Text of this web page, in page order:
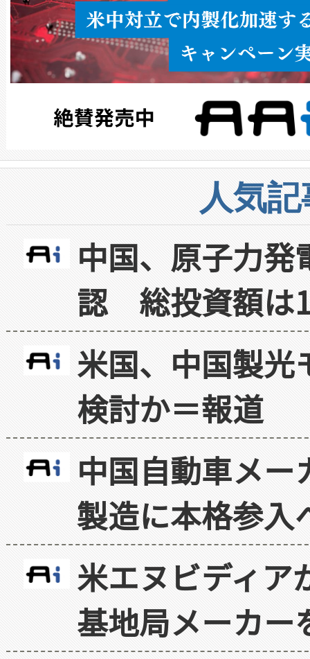
人気
中国、原子力
認 総投資額は
米国、中国製光
検討か＝報道
中国自動車メ
製造に本格参入
米エヌビディア
基地局メーカー